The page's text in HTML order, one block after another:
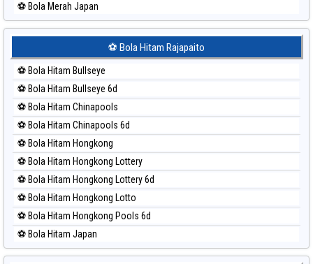
⚽ Bola Merah Japan
⚽ Bola Merah Japan 6d
⚽ Bola Merah Kuda Lari
⚽ Bola Merah Magnum Cambodia
⚽ Bola Merah Nagoya
⚽ Bola Merah North Carolina Day
⚽ Bola Merah Pcso
⚽ Bola Merah Sao Paulo
⚽ Bola Merah Singapore
⚽ Bola Merah Sydney
⚽ Bola Merah Sydney Lottery
⚽ Bola Merah Sydney Lottery 6d
⚽ Bola Merah Sydney Lotto
⚽ Bola Hitam Rajapaito
⚽ Bola Hitam Bullseye
⚽ Bola Hitam Bullseye 6d
⚽ Bola Hitam Chinapools
⚽ Bola Hitam Chinapools 6d
⚽ Bola Hitam Hongkong
⚽ Bola Hitam Hongkong Lottery
⚽ Bola Hitam Hongkong Lottery 6d
⚽ Bola Hitam Hongkong Lotto
⚽ Bola Hitam Hongkong Pools 6d
⚽ Bola Hitam Japan
⚽ Bola Hitam Japan 6d